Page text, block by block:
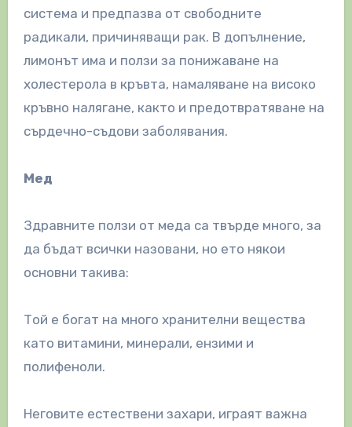
система и предпазва от свободните
радикали, причиняващи рак. В допълнение,
лимонът има и ползи за понижаване на
холестерола в кръвта, намаляване на високо
кръвно налягане, както и предотвратяване на
сърдечно-съдови заболявания.
Мед
Здравните ползи от меда са твърде много, за
да бъдат всички назовани, но ето някои
основни такива:
Той е богат на много хранителни вещества
като витамини, минерали, ензими и
полифеноли.
Неговите естествени захари, играят важна